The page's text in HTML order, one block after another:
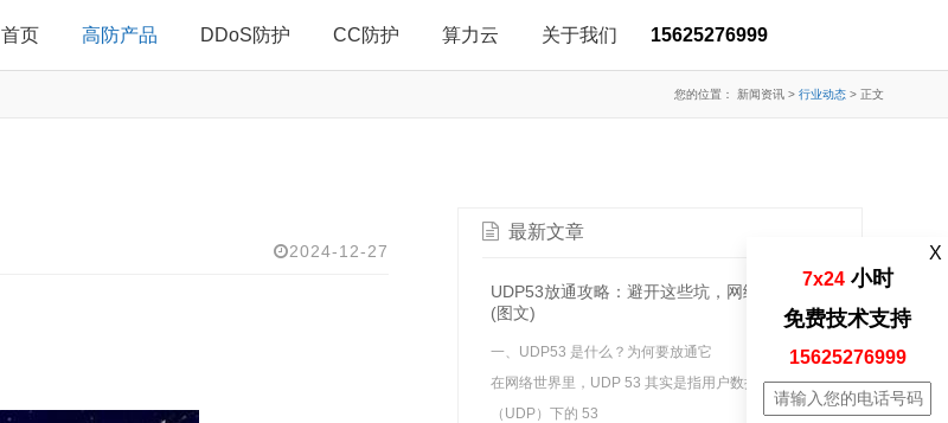
15625276999
首页 高防产品 DDoS防护 CC防护 算力云 关于我们
您的位置：新闻资讯 >行业动态 >正文
2024-12-27
最新文章
UDP53放通攻略：避开这些坑，网络畅通无阻
(图文)
一、UDP53 是什么？为何要放通它
在网络世界里，UDP 53 其实是指用户数据报协议
（UDP）下的 53
X
7x24小时
免费技术支持
15625276999